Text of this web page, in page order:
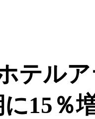
テル
15％